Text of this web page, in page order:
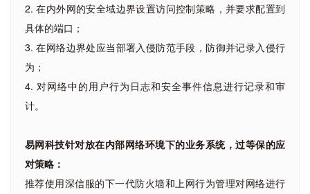
2. 在内外网的安全域边界设置访问控制策略，并要求配置到
具体的端口；
3. 在网络边界处应当部署入侵防范手段，防御并记录入侵行
为；
4. 对网络中的用户行为日志和安全事件信息进行记录和审
计。
易网科技针对放在内部网络环境下的业务系统，过等保的应
对策略：
推荐使用深信服的下一代防火墙和上网行为管理对网络进行